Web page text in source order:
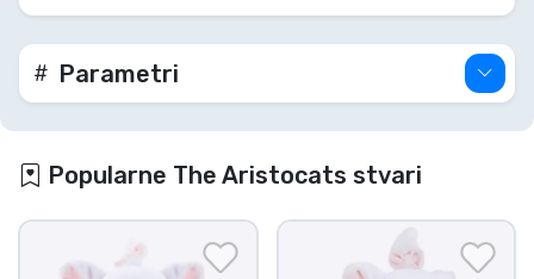
Parametri
Popularne The Aristocats stvari